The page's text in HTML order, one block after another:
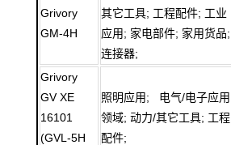
Grivory
GM-4H
其它工具; 工程配件; 工业
应用; 家电部件; 家用货品;
连接器;
Grivory
GV XE
16101
(GVL-5H
照明应用; 电气/电子应用
领域; 动力/其它工具; 工程
配件;